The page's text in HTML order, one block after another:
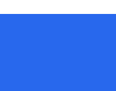
van Sora, is dit het